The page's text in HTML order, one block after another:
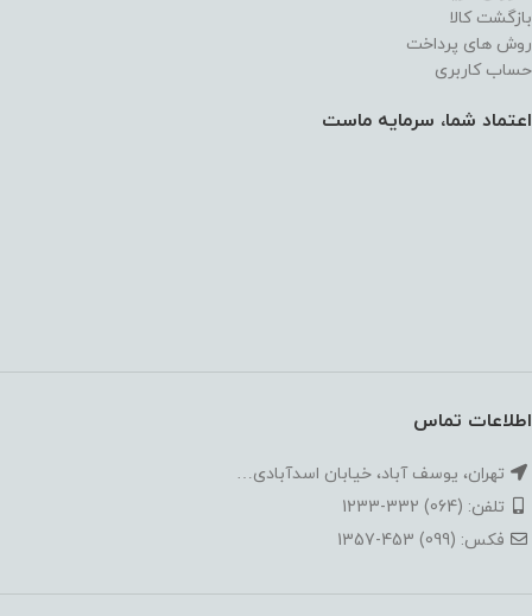
بازگشت کالا
روش های پرداخت
حساب کاربری
اعتماد شما، سرمایه ماست
اطلاعات تماس
تهران، یوسف آباد، خیابان اسدآبادی…
تلفن: (064) 332-1233
فکس: (099) 453-1357